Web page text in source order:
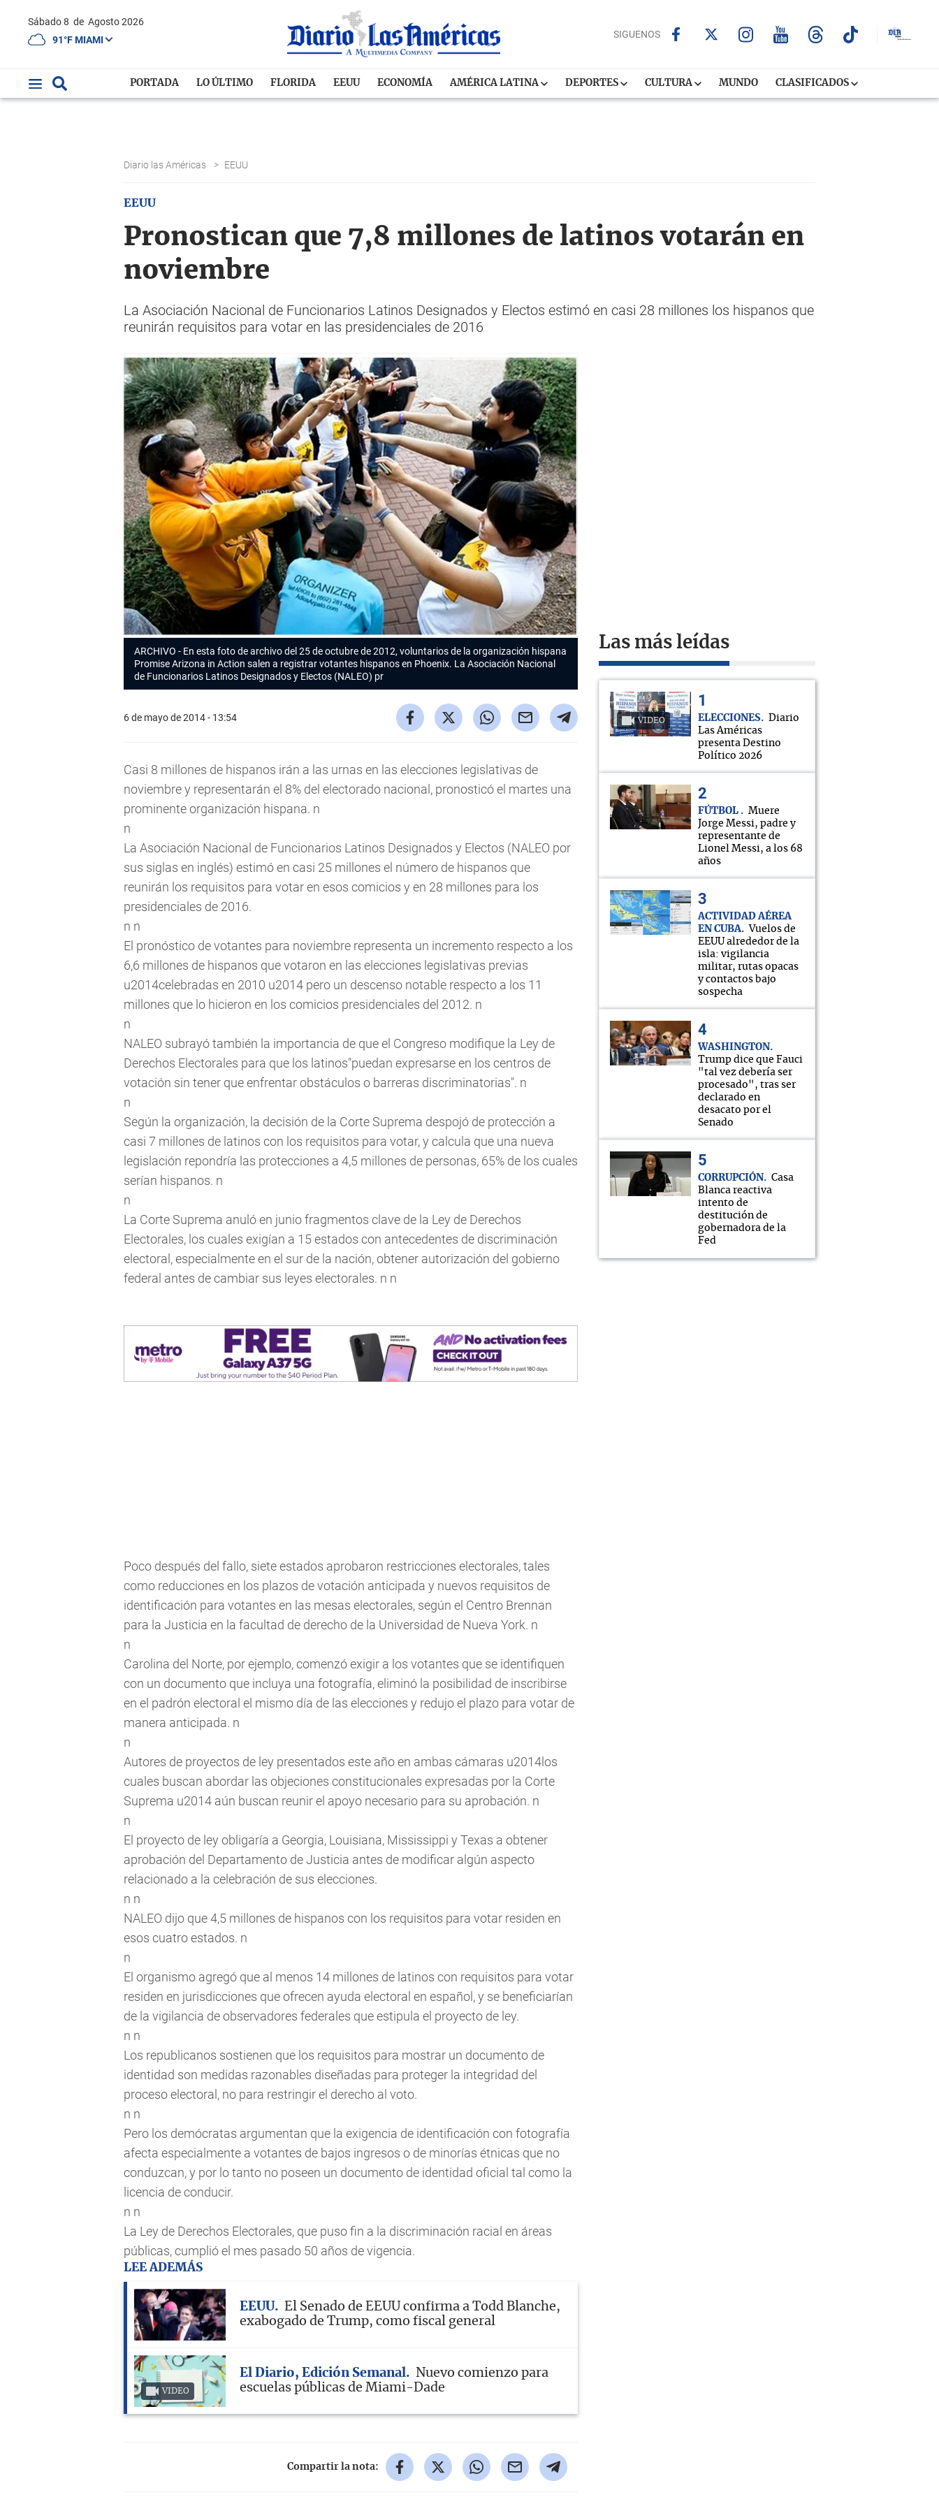
Sábado 8 de Agosto 2026
91°F MIAMI
SIGUENOS
PORTADA LO ÚLTIMO FLORIDA EEUU ECONOMÍA AMÉRICA LATINA DEPORTES CULTURA MUNDO CLASIFICADOS
Diario las Américas > EEUU
EEUU
Pronostican que 7,8 millones de latinos votarán en
noviembre
La Asociación Nacional de Funcionarios Latinos Designados y Electos estimó en casi 28 millones los hispanos que
reunirán requisitos para votar en las presidenciales de 2016
ARCHIVO - En esta foto de archivo del 25 de octubre de 2012, voluntarios de la organización hispana
Promise Arizona in Action salen a registrar votantes hispanos en Phoenix. La Asociación Nacional
de Funcionarios Latinos Designados y Electos (NALEO) pr
6 de mayo de 2014 - 13:54
Casi 8 millones de hispanos irán a las urnas en las elecciones legislativas de
noviembre y representarán el 8% del electorado nacional, pronosticó el martes una
prominente organización hispana. n
n
La Asociación Nacional de Funcionarios Latinos Designados y Electos (NALEO por
sus siglas en inglés) estimó en casi 25 millones el número de hispanos que
reunirán los requisitos para votar en esos comicios y en 28 millones para los
presidenciales de 2016.
n n
El pronóstico de votantes para noviembre representa un incremento respecto a los
6,6 millones de hispanos que votaron en las elecciones legislativas previas
u2014celebradas en 2010 u2014 pero un descenso notable respecto a los 11
millones que lo hicieron en los comicios presidenciales del 2012. n
n
NALEO subrayó también la importancia de que el Congreso modifique la Ley de
Derechos Electorales para que los latinos"puedan expresarse en los centros de
votación sin tener que enfrentar obstáculos o barreras discriminatorias". n
n
Según la organización, la decisión de la Corte Suprema despojó de protección a
casi 7 millones de latinos con los requisitos para votar, y calcula que una nueva
legislación repondría las protecciones a 4,5 millones de personas, 65% de los cuales
serían hispanos. n
n
La Corte Suprema anuló en junio fragmentos clave de la Ley de Derechos
Electorales, los cuales exigían a 15 estados con antecedentes de discriminación
electoral, especialmente en el sur de la nación, obtener autorización del gobierno
federal antes de cambiar sus leyes electorales. n n
Poco después del fallo, siete estados aprobaron restricciones electorales, tales
como reducciones en los plazos de votación anticipada y nuevos requisitos de
identificación para votantes en las mesas electorales, según el Centro Brennan
para la Justicia en la facultad de derecho de la Universidad de Nueva York. n
n
Carolina del Norte, por ejemplo, comenzó exigir a los votantes que se identifiquen
con un documento que incluya una fotografía, eliminó la posibilidad de inscribirse
en el padrón electoral el mismo día de las elecciones y redujo el plazo para votar de
manera anticipada. n
n
Autores de proyectos de ley presentados este año en ambas cámaras u2014los
cuales buscan abordar las objeciones constitucionales expresadas por la Corte
Suprema u2014 aún buscan reunir el apoyo necesario para su aprobación. n
n
El proyecto de ley obligaría a Georgia, Louisiana, Mississippi y Texas a obtener
aprobación del Departamento de Justicia antes de modificar algún aspecto
relacionado a la celebración de sus elecciones.
n n
NALEO dijo que 4,5 millones de hispanos con los requisitos para votar residen en
esos cuatro estados. n
n
El organismo agregó que al menos 14 millones de latinos con requisitos para votar
residen en jurisdicciones que ofrecen ayuda electoral en español, y se beneficiarían
de la vigilancia de observadores federales que estipula el proyecto de ley.
n n
Los republicanos sostienen que los requisitos para mostrar un documento de
identidad son medidas razonables diseñadas para proteger la integridad del
proceso electoral, no para restringir el derecho al voto.
n n
Pero los demócratas argumentan que la exigencia de identificación con fotografía
afecta especialmente a votantes de bajos ingresos o de minorías étnicas que no
conduzcan, y por lo tanto no poseen un documento de identidad oficial tal como la
licencia de conducir.
n n
La Ley de Derechos Electorales, que puso fin a la discriminación racial en áreas
públicas, cumplió el mes pasado 50 años de vigencia.
LEE ADEMÁS
EEUU
El Senado de EEUU confirma a Todd Blanche,
exabogado de Trump, como fiscal general
VIDEO
El Diario, Edición Semanal
Nuevo comienzo para
escuelas públicas de Miami-Dade
Compartir la nota:
Las más leídas
VIDEO ELECCIONES
Diario
Las Américas
presenta Destino
Político 2026
FÚTBOL
Muere
Jorge Messi, padre y
representante de
Lionel Messi, a los 68
años
ACTIVIDAD AÉREA
EN CUBA
Vuelos de
EEUU alrededor de la
isla: vigilancia
militar, rutas opacas
y contactos bajo
sospecha
WASHINGTON
Trump dice que Fauci
"tal vez debería ser
procesado", tras ser
declarado en
desacato por el
Senado
CORRUPCIÓN
Casa
Blanca reactiva
intento de
destitución de
gobernadora de la
Fed